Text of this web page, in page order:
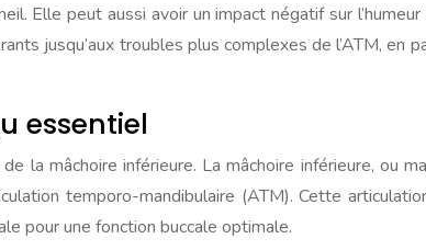
Elle peut aussi avoir un impact négatif sur
jusqu’aux troubles plus complexes de l’ATM, en
essentiel
la mâchoire inférieure. La mâchoire inférieure, ou
temporo-mandibulaire (ATM). Cette
pour une fonction buccale optimale.